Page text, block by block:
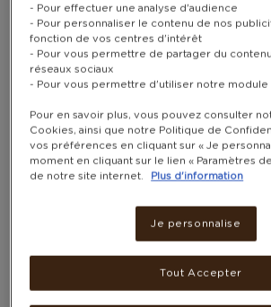
10 TIRAGES
7,5×9CM −
- Pour effectuer une analyse d'audience
- Pour personnaliser le contenu de nos
fonction de vos centres d'intérêt
- Pour vous permettre de partager du
réseaux sociaux
- Pour vous permettre d'utiliser notre module
Pour en savoir plus, vous pouvez consulter
Cookies, ainsi que notre Politique de
vos préférences en cliquant sur « Je
moment en cliquant sur le lien « Paramètres
de notre site internet.
Plus d'information
Je personnalise
Tout Accepter